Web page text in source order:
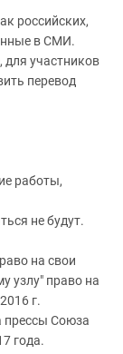
российских,
в СМИ.
участников
перевод
работы,
не будут.
на свои
узлу" право на
г.
прессы Союза
года.